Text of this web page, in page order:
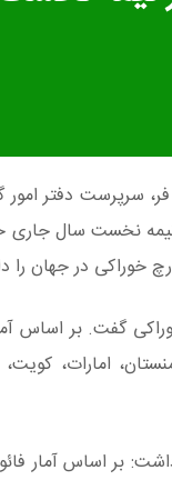
فر، سرپرست دفتر
دلار در نیمه نخست سال
خوراکی در جهان را
قطر، ارمنستان،